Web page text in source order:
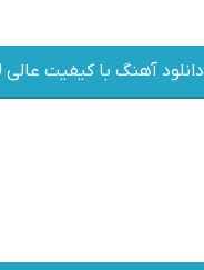
دانلود آهنگ با کیفیت عالی 320